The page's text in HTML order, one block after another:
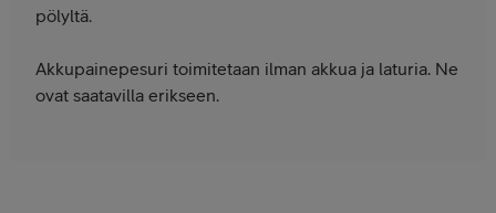
pölyltä.
Akkupainepesuri toimitetaan ilman akkua ja laturia. Ne
ovat saatavilla erikseen.